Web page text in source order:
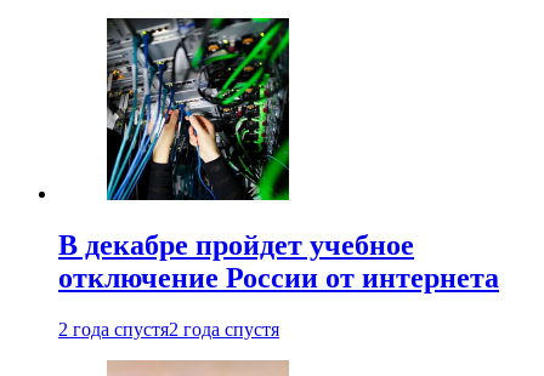
В декабре пройдет учебное
отключение России от интернета
2 года спустя2 года спустя